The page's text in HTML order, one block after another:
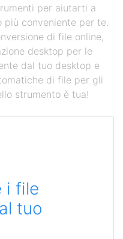
per aiutarti a
conveniente per te.
di file online,
desktop per le
dal tuo desktop e
di file per gli
strumento è tua!
i file
tuo